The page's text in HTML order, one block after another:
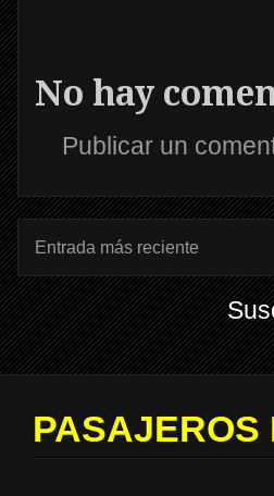
No hay
Publicar un
Entrada más reciente
PASAJEROS